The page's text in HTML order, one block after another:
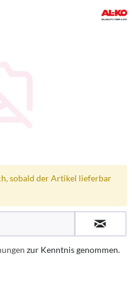
sobald der Artikel lieferbar
zur Kenntnis genommen.